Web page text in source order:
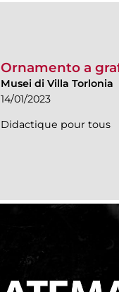
Ornamento a
Musei di Villa Torlonia
14/01/2023
Didactique pour tous